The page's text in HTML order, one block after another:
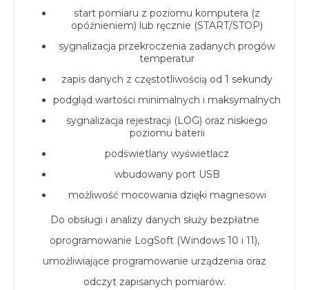
start pomiaru z poziomu komputera (z
opóźnieniem) lub ręcznie (START/STOP)
sygnalizacja przekroczenia zadanych progów
temperatur
zapis danych z częstotliwością od 1 sekundy
podgląd wartości minimalnych i maksymalnych
sygnalizacja rejestracji (LOG) oraz niskiego
poziomu baterii
podświetlany wyświetlacz
wbudowany port USB
możliwość mocowania dzięki magnesowi
Do obsługi i analizy danych służy bezpłatne
oprogramowanie LogSoft (Windows 10 i 11),
umożliwiające programowanie urządzenia oraz
odczyt zapisanych pomiarów.